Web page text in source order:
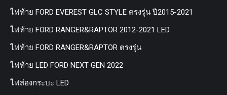
ไฟท้าย FORD EVEREST GLC STYLE ตรงรุ่น ปี2015-2021
ไฟท้าย FORD RANGER&RAPTOR 2012-2021 LED
ไฟท้าย FORD RANGER&RAPTOR ตรงรุ่น
ไฟท้าย LED FORD NEXT GEN 2022
ไฟส่องกระบะ LED